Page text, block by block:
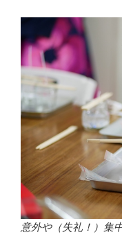
意外や（失礼！）集